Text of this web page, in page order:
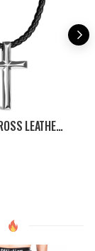
SERASAR CROSS LEATHER KAULAKORU - MUSTA/HOPEA